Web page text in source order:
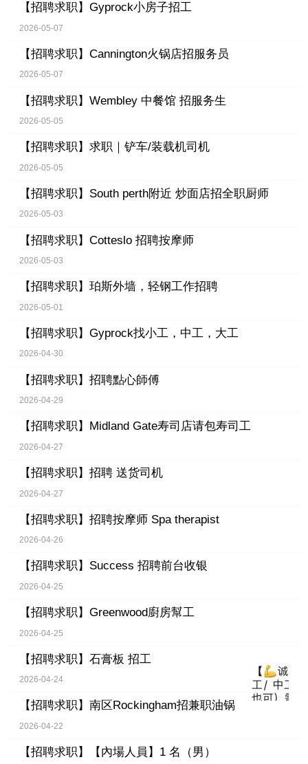
【招聘求职】 Gyprock小房子招工
2026-05-07
【招聘求职】 Cannington火锅店招服务员
2026-05-07
【招聘求职】 Wembley 中餐馆 招服务生
2026-05-05
【招聘求职】 求职｜铲车/装载机司机
2026-05-05
【招聘求职】 South perth附近 炒面店招全职厨师
2026-05-03
【招聘求职】 Cotteslo 招聘按摩师
2026-05-03
【招聘求职】 珀斯外墙，轻钢工作招聘
2026-05-01
【招聘求职】 Gyprock找小工，中工，大工
2026-04-30
【招聘求职】 招聘點心師傅
2026-04-29
【招聘求职】 Midland Gate寿司店请包寿司工
2026-04-27
【招聘求职】 招聘 送货司机
2026-04-27
【招聘求职】 招聘按摩师 Spa therapist
2026-04-26
【招聘求职】 Success 招聘前台收银
2026-04-25
【招聘求职】 Greenwood廚房幫工
2026-04-25
【招聘求职】 石膏板 招工
2026-04-24
【招聘求职】 南区Rockingham招兼职油锅
2026-04-22
【招聘求职】 【內場人員】1 名（男）